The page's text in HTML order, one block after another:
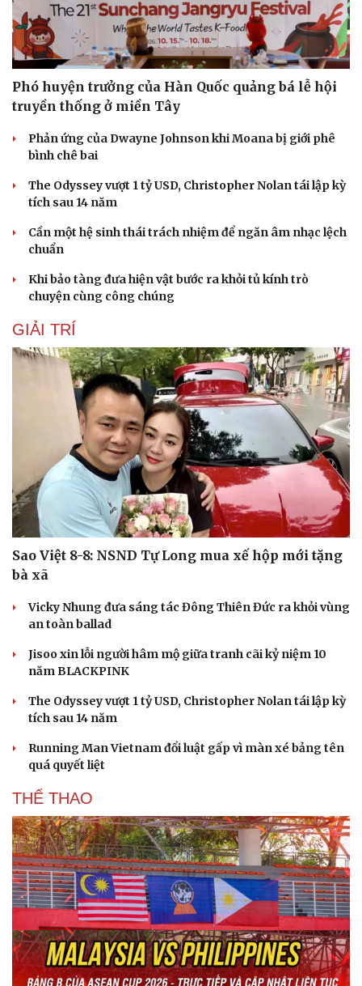
Cải chính
Phó huyện trưởng của Hàn Quốc quảng bá lễ hội
truyền thống ở miền Tây
Phản ứng của Dwayne Johnson khi Moana bị giới phê
bình chê bai
The Odyssey vượt 1 tỷ USD, Christopher Nolan tái lập kỳ
tích sau 14 năm
Cần một hệ sinh thái trách nhiệm để ngăn âm nhạc lệch
chuẩn
Khi bảo tàng đưa hiện vật bước ra khỏi tủ kính trò
chuyện cùng công chúng
GIẢI TRÍ
Sao Việt 8-8: NSND Tự Long mua xế hộp mới tặng
bà xã
Vicky Nhung đưa sáng tác Đông Thiên Đức ra khỏi vùng
an toàn ballad
Jisoo xin lỗi người hâm mộ giữa tranh cãi kỷ niệm 10
năm BLACKPINK
The Odyssey vượt 1 tỷ USD, Christopher Nolan tái lập kỳ
tích sau 14 năm
Running Man Vietnam đổi luật gấp vì màn xé bảng tên
quá quyết liệt
THỂ THAO